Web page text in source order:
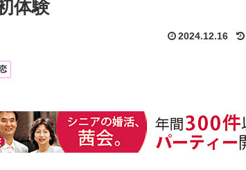
体験
2024.12.16